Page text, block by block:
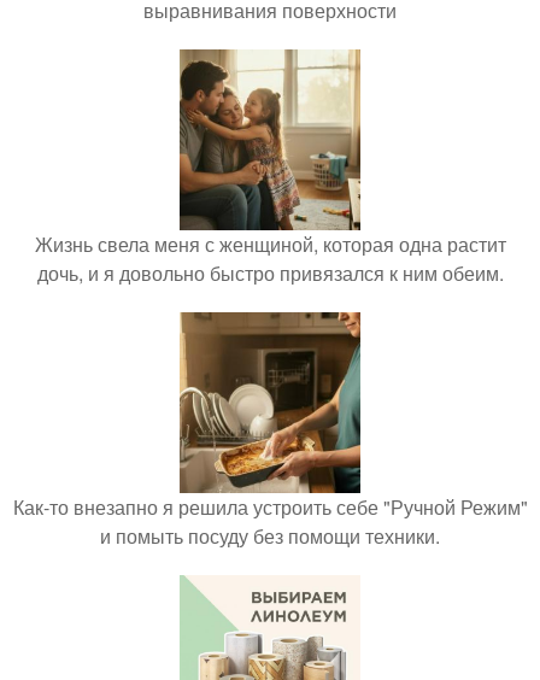
выравнивания поверхности
Жизнь свела меня с женщиной, которая одна растит
дочь, и я довольно быстро привязался к ним обеим.
Как-то внезапно я решила устроить себе "Ручной Режим"
и помыть посуду без помощи техники.